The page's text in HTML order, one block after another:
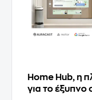
Home Hub, η
για το έξυπνο